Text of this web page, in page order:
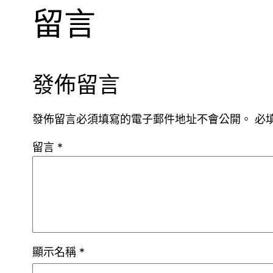
留言
發佈留言
發佈留言必須填寫的電子郵件地址不會公開。 必
留言 *
顯示名稱 *